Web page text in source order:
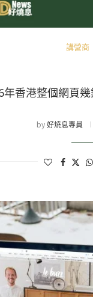
講營商
年香港整個網頁
by好燒息專員